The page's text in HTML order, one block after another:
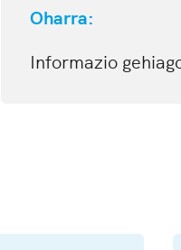
Oharra:
Informazio